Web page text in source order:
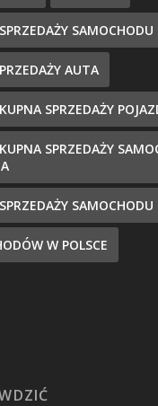
SAMOCHODU
AUTA
SPRZEDAŻY
SPRZEDAŻY
SAMOCHODU
W POLSCE